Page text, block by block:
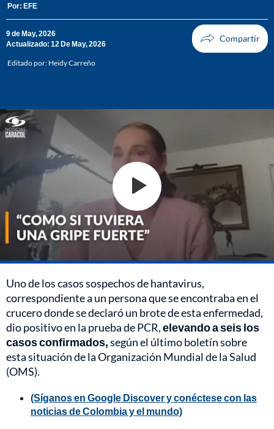
Por: EFE
9 de May, 2026
Actualizado: 12 De May, 2026
Editado por: Heidy Carreño
Uno de los casos sospechos de hantavirus,
correspondiente a un persona que se encontraba en el
crucero donde se declaró un brote de esta enfermedad,
dio positivo en la prueba de PCR,elevando a seis los
casos confirmados,según el último boletín sobre
esta situación de la Organización Mundial de la Salud
(OMS).
(Síganos en Google Discover y conéctese con las
noticias de Colombia y el mundo)